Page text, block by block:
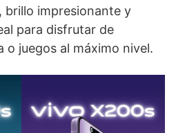
brillo impresionante y
para disfrutar de
o juegos al máximo nivel.